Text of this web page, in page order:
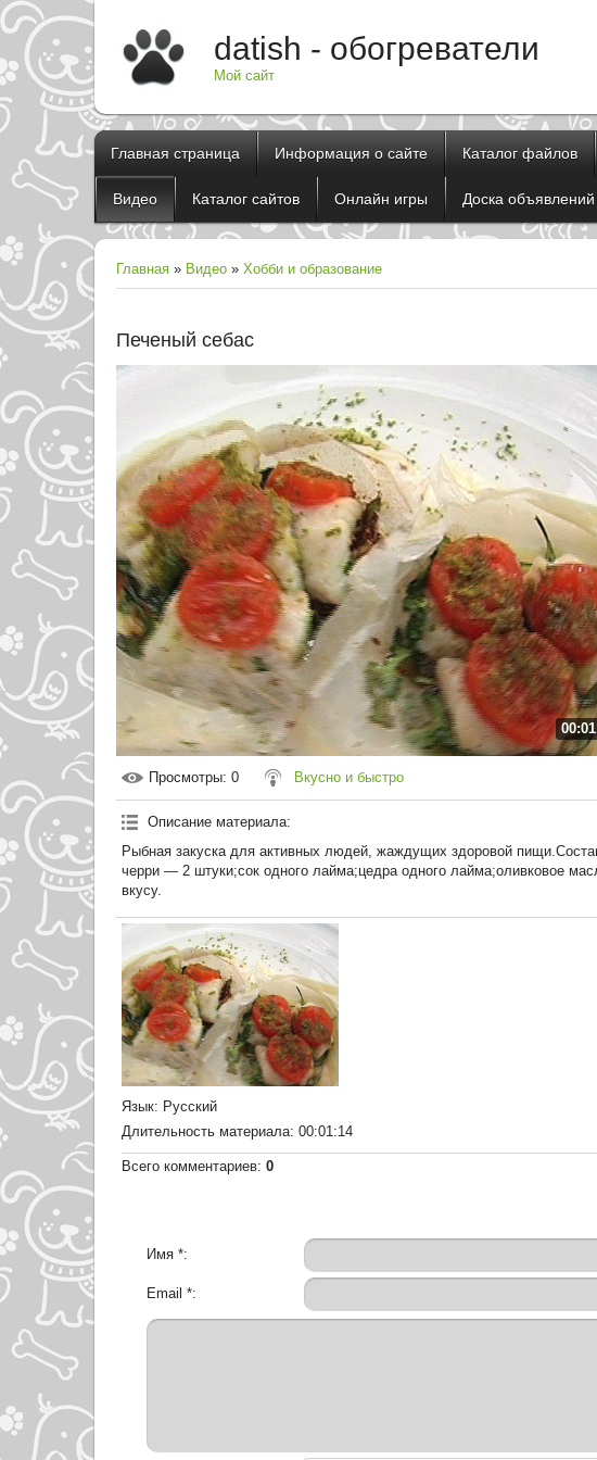
datish - обогреватели
Мой сайт
Главная страница Информация о сайте Каталог файлов
Видео Каталог сайтов Онлайн игры Доска объявлений
Главная » Видео » Хобби и образование
Печеный себас
Просмотры: 0 Вкусно и быстро
Описание материала:
Рыбная закуска для активных людей, жаждущих здоровой
черри — 2 штуки;сок одного лайма;цедра одного лайма;оливковое
вкусу.
Язык: Русский
Длительность материала: 00:01:14
Всего комментариев: 0
Имя *:
Email *: